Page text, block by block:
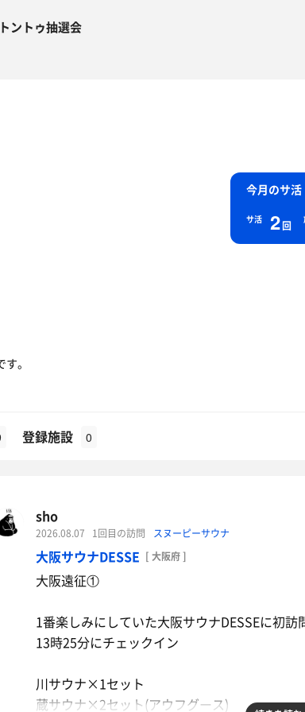
トントゥ抽選会
今月のサ活
サ活 2回
。
登録施設 0
sho
2026.08.07 1回目の訪問 スヌーピーサウナ
大阪サウナDESSE [ 大阪府 ]
大阪遠征①
1番楽しみにしていた大阪サウナDESSEに初訪
13時25分にチェックイン
川サウナ×1セット
蔵サウナ×2セット(アウフグース)